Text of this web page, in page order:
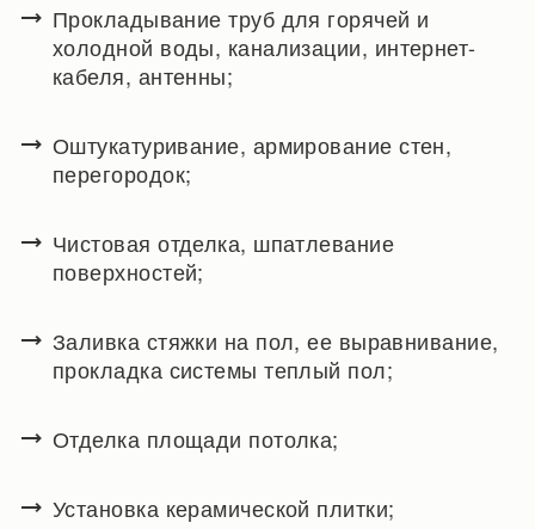
Прокладывание труб для горячей и
холодной воды, канализации, интернет-
кабеля, антенны;
Оштукатуривание, армирование стен,
перегородок;
Чистовая отделка, шпатлевание
поверхностей;
Заливка стяжки на пол, ее выравнивание,
прокладка системы теплый пол;
Отделка площади потолка;
Установка керамической плитки;